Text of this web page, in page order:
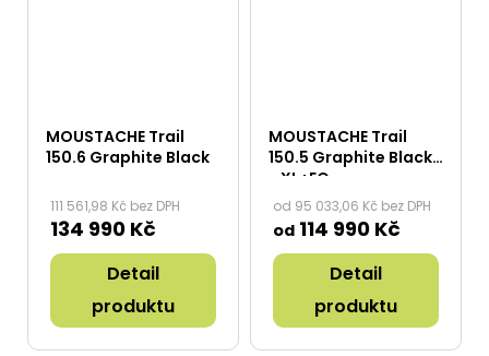
MOUSTACHE Trail
150.6 Graphite Black
111 561,98 Kč bez DPH
134 990 Kč
Detail
produktu
MOUSTACHE Trail
150.5 Graphite Black
- XL+EQ
od 95 033,06 Kč bez DPH
od 114 990 Kč
Detail
produktu